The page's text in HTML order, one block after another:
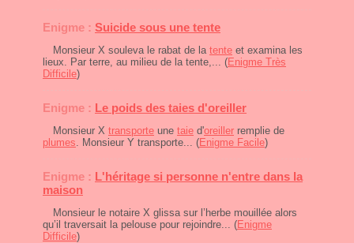
Enigme : Suicide sous une tente
Monsieur X souleva le rabat de la tente et examina les
lieux. Par terre, au milieu de la tente,... (Enigme Très
Difficile)
Enigme : Le poids des taies d'oreiller
Monsieur X transporte une taie d'oreiller remplie de
plumes. Monsieur Y transporte... (Enigme Facile)
Enigme : L'héritage si personne n'entre dans la
maison
Monsieur le notaire X glissa sur l’herbe mouillée alors
qu’il traversait la pelouse pour rejoindre... (Enigme
Difficile)